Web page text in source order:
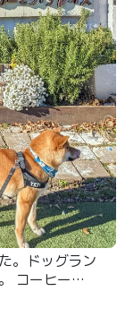
。ドッグラン
コーヒーも